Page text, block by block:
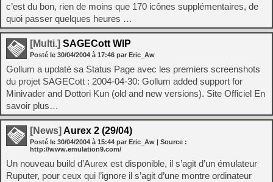
c’est du bon, rien de moins que 170 icônes supplémentaires, de
quoi passer quelques heures …
[Multi.] SAGECott WIP
Posté le 30/04/2004 à 17:46 par Eric_Aw
Gollum a updaté sa Status Page avec les premiers screenshots
du projet SAGECott : 2004-04-30: Gollum added support for
Minivader and Dottori Kun (old and new versions). Site Officiel En
savoir plus…
[News] Aurex 2 (29/04)
Posté le 30/04/2004 à 15:44 par Eric_Aw | Source :
http://www.emulation9.com/
Un nouveau build d’Aurex est disponible, il s’agit d’un émulateur
Ruputer, pour ceux qui l’ignore il s’agit d’une montre ordinateur